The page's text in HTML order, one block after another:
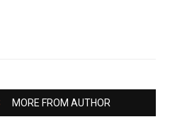
MORE FROM AUTHOR